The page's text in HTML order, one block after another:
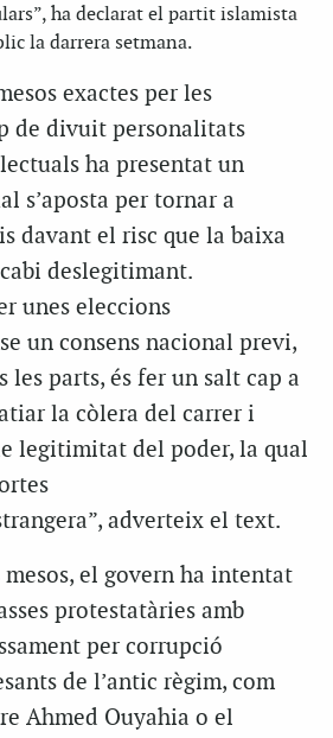
ha declarat el partit islamista
la darrera setmana.
exactes per les
de divuit personalitats
ha presentat un
s’aposta per tornar a
davant el risc que la baixa
deslegitimant.
unes eleccions
un consens nacional previ,
parts, és fer un salt cap a
la còlera del carrer i
legitimitat del poder, la qual
adverteix el text.
el govern ha intentat
protestatàries amb
per corrupció
de l’antic règim, com
Ahmed Ouyahia o el